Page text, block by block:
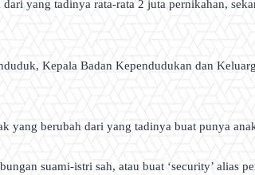
dari yang tadinya rata-rata 2 juta pernikahan,
Kepala Badan Kependudukan dan
yang berubah dari yang tadinya buat punya
suami-istri sah, atau buat ‘security’